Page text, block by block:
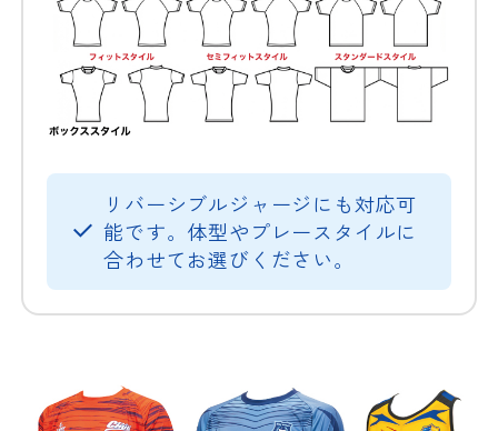
リバーシブルジャージにも対応可
能です。体型やプレースタイルに
合わせてお選びください。